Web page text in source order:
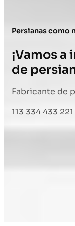
Persianas como
¡Vamos
de
Fabricante de
113 334 433 221